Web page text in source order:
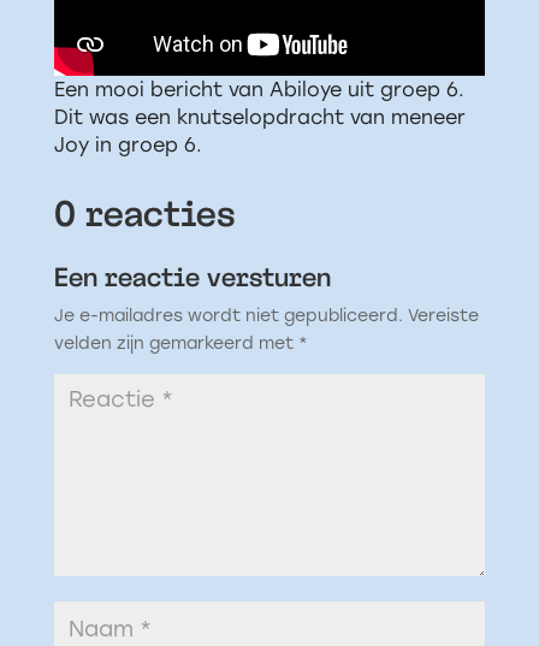
Een mooi bericht van Abiloye uit groep 6.
Dit was een knutselopdracht van meneer
Joy in groep 6.
0 reacties
Een reactie versturen
Je e-mailadres wordt niet gepubliceerd. Vereiste
velden zijn gemarkeerd met *